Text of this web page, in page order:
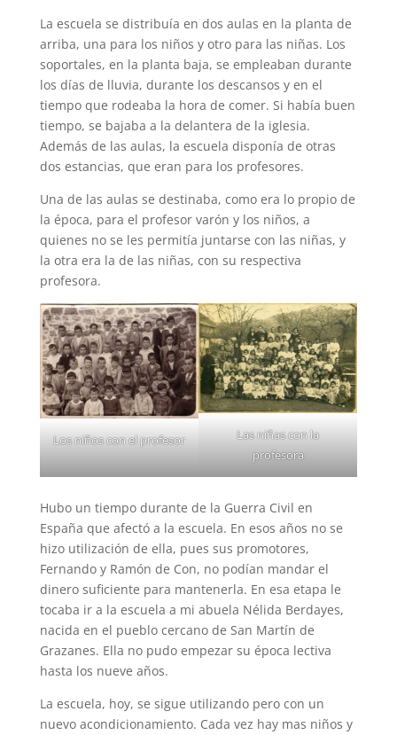
La escuela se distribuía en dos aulas en la planta de
arriba, una para los niños y otro para las niñas. Los
soportales, en la planta baja, se empleaban durante
los días de lluvia, durante los descansos y en el
tiempo que rodeaba la hora de comer. Si había buen
tiempo, se bajaba a la delantera de la iglesia.
Además de las aulas, la escuela disponía de otras
dos estancias, que eran para los profesores.
Una de las aulas se destinaba, como era lo propio de
la época, para el profesor varón y los niños, a
quienes no se les permitía juntarse con las niñas, y
la otra era la de las niñas, con su respectiva
profesora.
Los niños con el profesor
Las niñas con la
profesora
Hubo un tiempo durante de la Guerra Civil en
España que afectó a la escuela. En esos años no se
hizo utilización de ella, pues sus promotores,
Fernando y Ramón de Con, no podían mandar el
dinero suficiente para mantenerla. En esa etapa le
tocaba ir a la escuela a mi abuela Nélida Berdayes,
nacida en el pueblo cercano de San Martín de
Grazanes. Ella no pudo empezar su época lectiva
hasta los nueve años.
La escuela, hoy, se sigue utilizando pero con un
nuevo acondicionamiento. Cada vez hay mas niños y